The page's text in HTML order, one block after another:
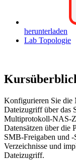
herunterladen
Lab Topologie
Konfigurieren Sie
Dateizugriff über das
Multiprotokoll-NAS-
Datensätzen über die
SMB-Freigaben und
Verzeichnisse und
Dateizugriff.